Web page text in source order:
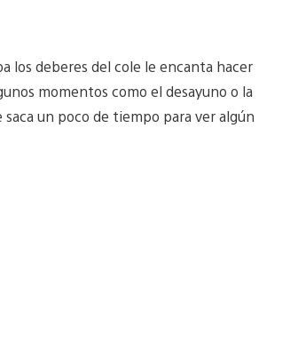
los deberes del cole le encanta hacer
momentos como el desayuno o la
un poco de tiempo para ver algún